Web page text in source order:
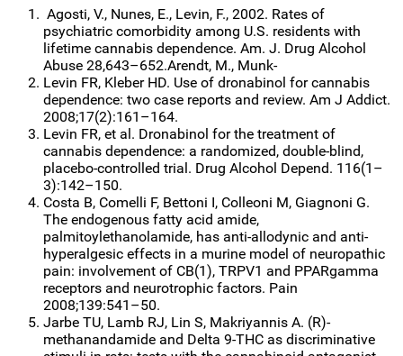
Agosti, V., Nunes, E., Levin, F., 2002. Rates of
psychiatric comorbidity among U.S. residents with
lifetime cannabis dependence. Am. J. Drug Alcohol
Abuse 28,643–652.Arendt, M., Munk-
Levin FR, Kleber HD. Use of dronabinol for cannabis
dependence: two case reports and review. Am J Addict.
2008;17(2):161–164.
Levin FR, et al. Dronabinol for the treatment of
cannabis dependence: a randomized, double-blind,
placebo-controlled trial. Drug Alcohol Depend. 116(1–
3):142–150.
Costa B, Comelli F, Bettoni I, Colleoni M, Giagnoni G.
The endogenous fatty acid amide,
palmitoylethanolamide, has anti-allodynic and anti-
hyperalgesic effects in a murine model of neuropathic
pain: involvement of CB(1), TRPV1 and PPARgamma
receptors and neurotrophic factors. Pain
2008;139:541–50.
Jarbe TU, Lamb RJ, Lin S, Makriyannis A. (R)-
methanandamide and Delta 9-THC as discriminative